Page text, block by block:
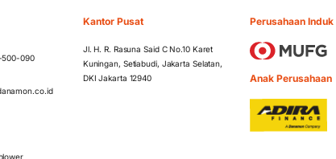
500-090
Kantor Pusat
Jl. H. R. Rasuna Said C No.10 Karet
Kuningan, Setiabudi, Jakarta Selatan,
DKI Jakarta 12940
Perusahaan Induk
Anak Perusahaan